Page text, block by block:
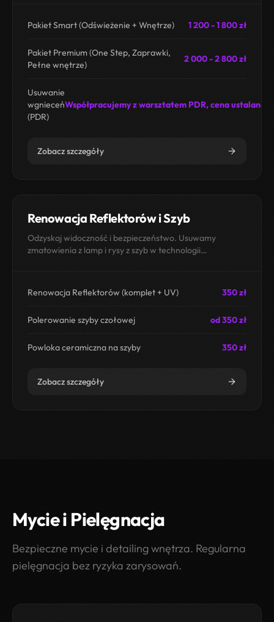
Pakiet Smart (Odświeżenie + Wnętrze) 1 200 - 1 800 zł
Pakiet Premium (One Step, Zaprawki,
Pełne wnętrze)
2 000 - 2 800 zł
Usuwanie
wgnieceń
(PDR)
Współpracujemy z warsztatem PDR, cena ustalana
Zobacz szczegóły
Renowacja Reflektorów i Szyb
Odzyskaj widoczność i bezpieczeństwo. Usuwamy
zmatowienia z lamp i rysy z szyb w technologii
Renowacja Reflektorów (komplet + UV) 350 zł
Polerowanie szyby czołowej od 350 zł
Powloka ceramiczna na szyby 350 zł
Zobacz szczegóły
Mycie i Pielęgnacja
Bezpieczne mycie i detailing wnętrza. Regularna
pielęgnacja bez ryzyka zarysowań.